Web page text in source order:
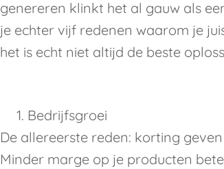
genereren klinkt het al gauw als
je echter vijf redenen waarom je
het is echt niet altijd de beste
Bedrijfsgroei
De allereerste reden: korting
Minder marge op je producten